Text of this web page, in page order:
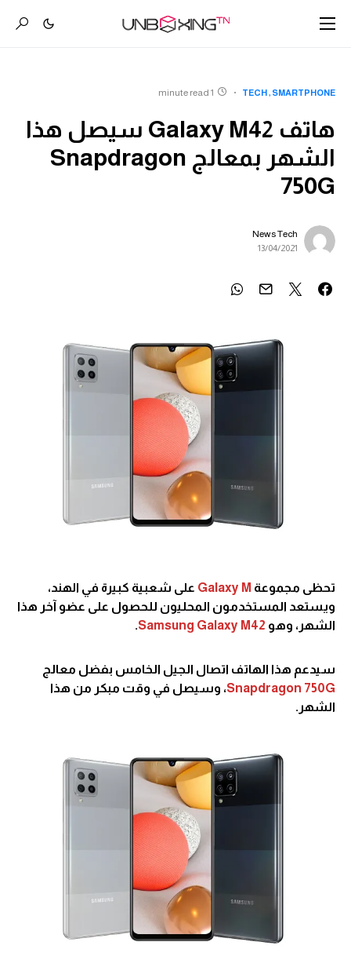
SMARTPHONE
TECH
1 minute read
هاتف Galaxy M42 سيصل هذا
الشهر بمعالج Snapdragon
750G
News Tech
13/04/2021
تحظى مجموعة Galaxy M على شعبية كبيرة في الهند،
ويستعد المستخدمون المحليون للحصول على عضو آخر هذا
الشهر، وهو Samsung Galaxy M42
.
سيدعم هذا الهاتف اتصال الجيل الخامس بفضل معالج
Snapdragon 750G، وسيصل في وقت مبكر من هذا
الشهر.